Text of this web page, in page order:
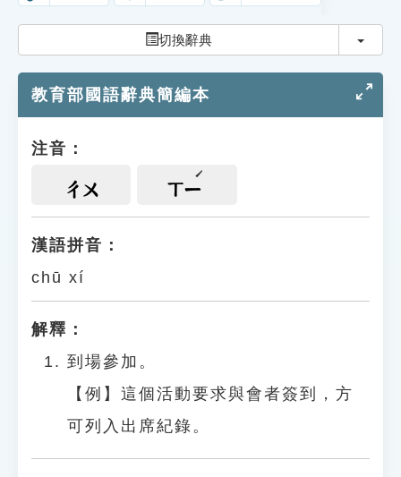
索引選單
單字索引
遊戲專區
貓頭鷹博士
切換辭典 切換
教育部國語辭典簡編本
注音：
ㄔㄨ ㄒㄧ
漢語拼音：
chū xí
解釋：
到場參加。
【例】這個活動要求與會者簽到，方
可列入出席紀錄。